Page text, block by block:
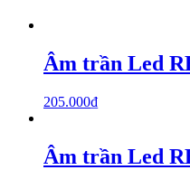
Âm trần Led
205.000₫
Âm trần Led